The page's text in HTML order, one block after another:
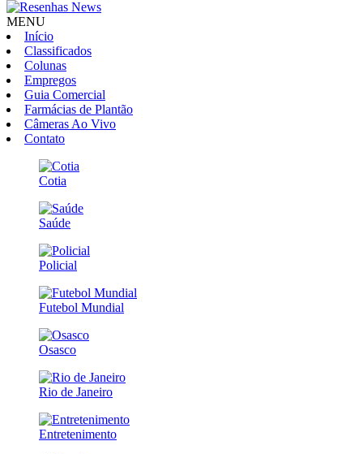
MENU
Início
Classificados
Colunas
Empregos
Guia Comercial
Farmácias de Plantão
Câmeras Ao Vivo
Contato
Cotia
Saúde
Policial
Futebol Mundial
Osasco
Rio de Janeiro
Entretenimento